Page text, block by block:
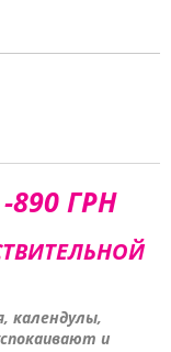
890 ГРН
календулы,
и